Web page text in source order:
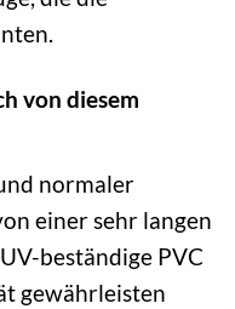
von diesem
normaler
einer sehr langen
beständige PVC
gewährleisten